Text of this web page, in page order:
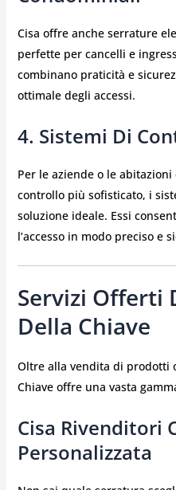
Cisa offre anche serrature
perfette per cancelli e
combinano praticità e
ottimale degli accessi.
4. Sistemi Di
Per le aziende o le
controllo più sofisticato, i
soluzione ideale. Essi
l’accesso in modo preciso e
Servizi Offerti
Della Chiave
Oltre alla vendita di prodotti
Chiave offre una vasta
Cisa Rivenditori
Personalizzata